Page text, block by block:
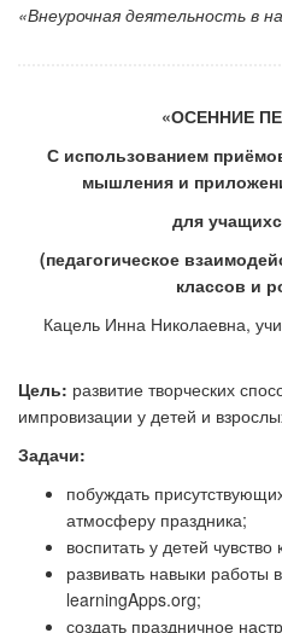
«Внеурочная деятельность в
«ОСЕННИЕ
С использованием
мышления и
для
(педагогическое
классов и
Кацель Инна Николаевна,
Цель: развитие творческих
импровизации у детей и
Задачи:
побуждать
атмосферу праздника;
воспитать у детей
развивать навыки работы
learningApps.org;
создать праздничное